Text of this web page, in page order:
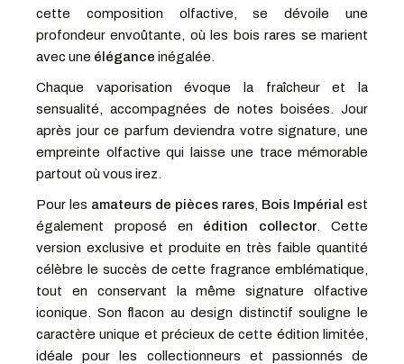
cette composition olfactive, se dévoile une
profondeur envoûtante, où les bois rares se marient
avec une élégance inégalée.
Chaque vaporisation évoque la fraîcheur et la
sensualité, accompagnées de notes boisées. Jour
après jour ce parfum deviendra votre signature, une
empreinte olfactive qui laisse une trace mémorable
partout où vous irez.
Pour les amateurs de pièces rares Bois Impérial est
également proposé en édition collector . Cette
version exclusive et produite en très faible quantité
célèbre le succès de cette fragrance emblématique,
tout en conservant la même signature olfactive
iconique. Son flacon au design distinctif souligne le
caractère unique et précieux de cette édition limitée,
idéale pour les collectionneurs et passionnés de